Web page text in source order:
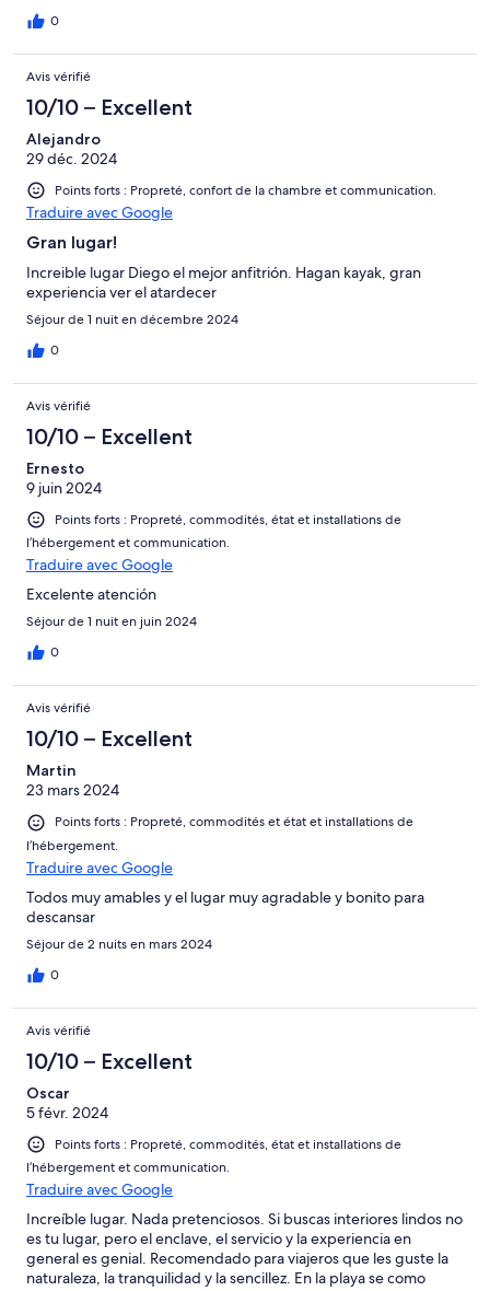
mantenimiento al lugar, sería bueno. Esto no limita que pases
0
Avis vérifié
10/10 – Excellent
Alejandro
29 déc. 2024
Points forts : Propreté, confort de la chambre et communication.
Traduire avec Google
Gran lugar!
Increible lugar Diego el mejor anfitrión. Hagan kayak, gran
experiencia ver el atardecer
Séjour de 1 nuit en décembre 2024
0
Avis vérifié
10/10 – Excellent
Ernesto
9 juin 2024
Points forts : Propreté, commodités, état et installations de
l’hébergement et communication.
Traduire avec Google
Excelente atención
Séjour de 1 nuit en juin 2024
0
Avis vérifié
10/10 – Excellent
Martin
23 mars 2024
Points forts : Propreté, commodités et état et installations de
l’hébergement.
Traduire avec Google
Todos muy amables y el lugar muy agradable y bonito para
descansar
Séjour de 2 nuits en mars 2024
0
Avis vérifié
10/10 – Excellent
Oscar
5 févr. 2024
Points forts : Propreté, commodités, état et installations de
l’hébergement et communication.
Traduire avec Google
Increíble lugar. Nada pretenciosos. Si buscas interiores lindos no
es tu lugar, pero el enclave, el servicio y la experiencia en
general es genial. Recomendado para viajeros que les guste la
naturaleza, la tranquilidad y la sencillez. En la playa se como